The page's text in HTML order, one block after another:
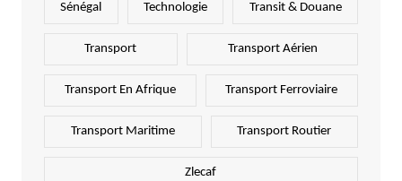
Sénégal Technologie Transit & Douane
Transport Transport Aérien
Transport En Afrique Transport Ferroviaire
Transport Maritime Transport Routier
Zlecaf